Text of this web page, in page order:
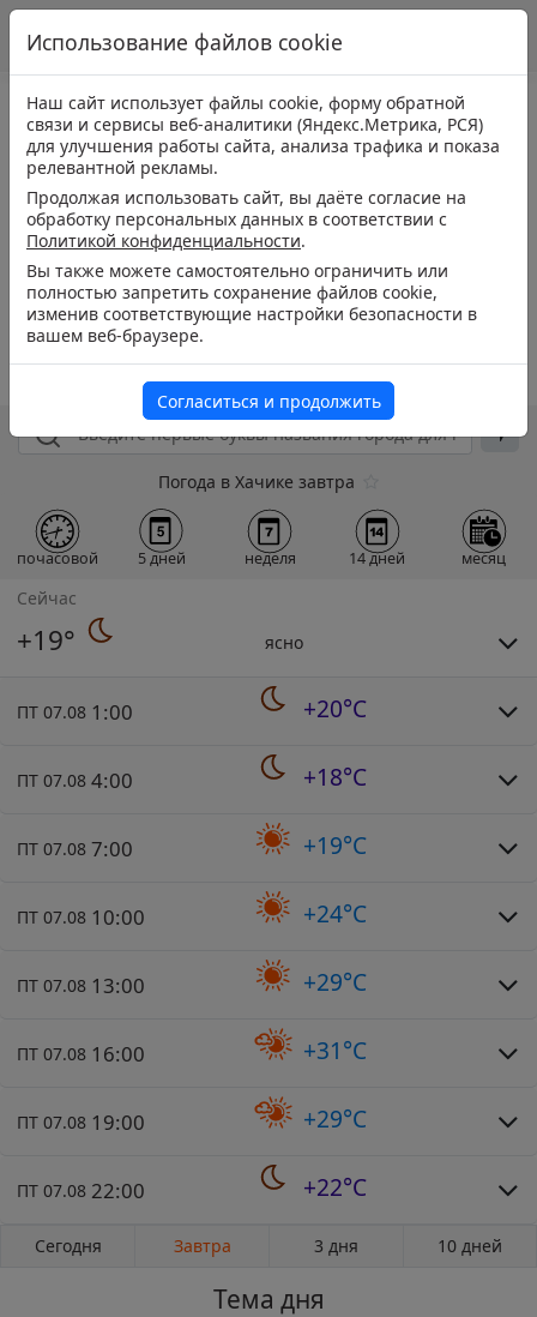
Погода в Хачике завтра
почасовой 5 дней неделя 14 дней месяц
Сейчас
+19° ясно
ПТ 07.08 1:00 +20°C
ПТ 07.08 4:00 +18°C
ПТ 07.08 7:00 +19°C
ПТ 07.08 10:00 +24°C
ПТ 07.08 13:00 +29°C
ПТ 07.08 16:00 +31°C
ПТ 07.08 19:00 +29°C
ПТ 07.08 22:00 +22°C
Сегодня Завтра 3 дня 10 дней
Тема дня
Использование файлов cookie
Наш сайт использует файлы cookie, форму обратной
связи и сервисы веб-аналитики (Яндекс.Метрика, РСЯ)
для улучшения работы сайта, анализа трафика и показа
релевантной рекламы.
Продолжая использовать сайт, вы даёте согласие на
обработку персональных данных в соответствии с
Политикой конфиденциальности.
Вы также можете самостоятельно ограничить или
полностью запретить сохранение файлов cookie,
изменив соответствующие настройки безопасности в
вашем веб-браузере.
Согласиться и продолжить